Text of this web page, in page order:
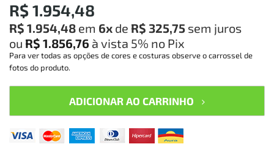
R$ 1.954,48
R$ 1.954,48 em 6x de R$ 325,75 sem juros
ou R$ 1.856,76 à vista 5% no Pix
Para ver todas as opções de cores e costuras observe o carrossel de
fotos do produto.
ADICIONAR AO CARRINHO